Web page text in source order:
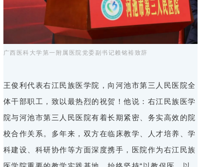
广西医科大学第一附属医院党委副书记赖铭裕致辞
王俊利代表右江民族医学院，向河池市第三人民医院全
体干部职工，致以最热烈的祝贺！他说：右江民族医学
院与河池市第三人民医院有着长期紧密、务实高效的院
校合作关系。多年来，双方在临床教学、人才培养、学
科建设、科研协作等方面深度携手，医院作为右江民族